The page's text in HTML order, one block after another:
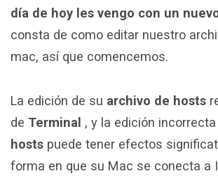
día de hoy les vengo con un
consta de como editar nuestro
mac, así que comencemos.
La edición de su archivo de hosts
de Terminal , y la edición incorrecta
hosts puede tener efectos
forma en que su Mac se conecta a